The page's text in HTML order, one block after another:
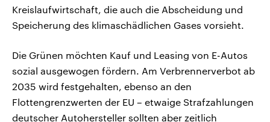
Kreislaufwirtschaft, die auch die Abscheidung und
Speicherung des klimaschädlichen Gases vorsieht.
Die Grünen möchten Kauf und Leasing von E-Autos
sozial ausgewogen fördern. Am Verbrennerverbot ab
2035 wird festgehalten, ebenso an den
Flottengrenzwerten der EU – etwaige Strafzahlungen
deutscher Autohersteller sollten aber zeitlich